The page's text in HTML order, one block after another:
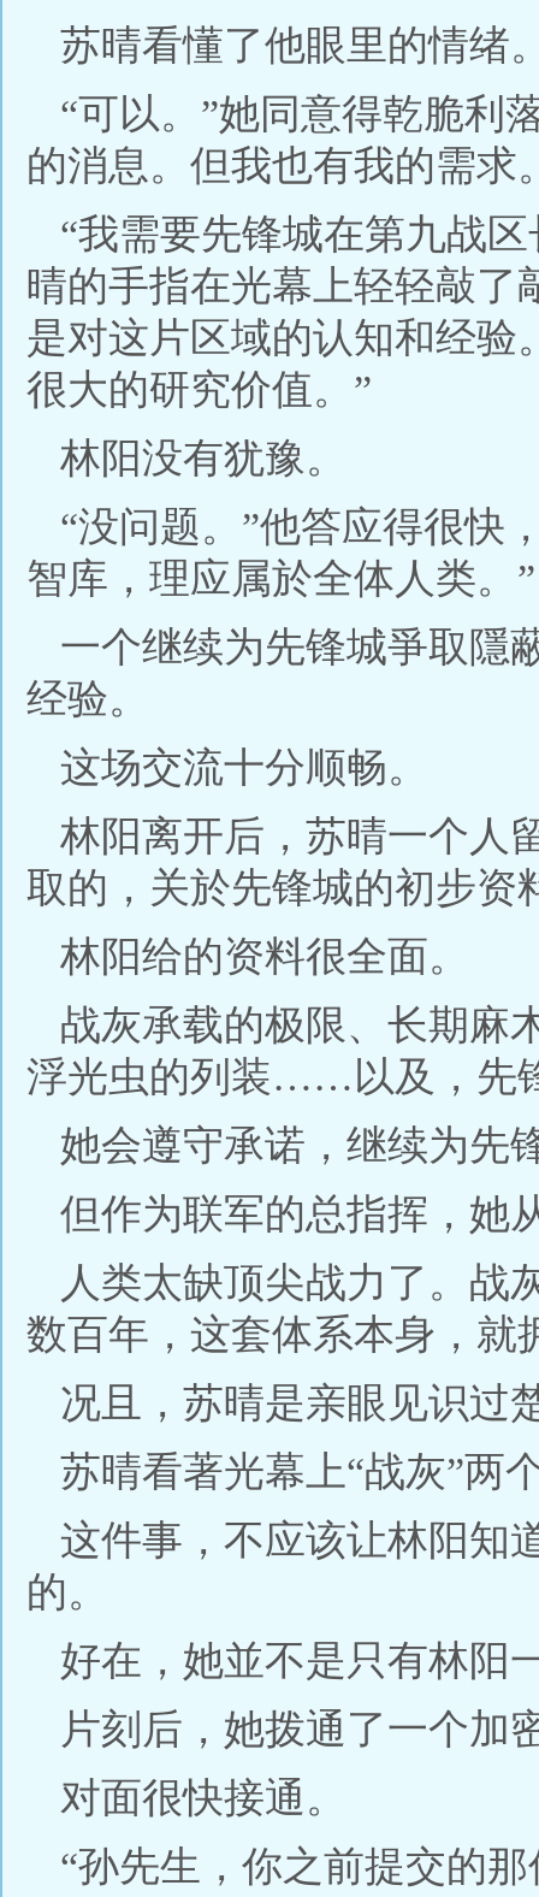
苏晴看懂了他眼里的情绪
“可以。”她同意得乾脆利
的消息。但我也有我的需求
“我需要先锋城在第九战
晴的手指在光幕上轻轻敲了
是对这片区域的认知和经验
很大的研究价值。”
林阳没有犹豫。
“没问题。”他答应得很快
智库，理应属於全体人类。”
一个继续为先锋城爭取隱
经验。
这场交流十分顺畅。
林阳离开后，苏晴一个人
取的，关於先锋城的初步资
林阳给的资料很全面。
战灰承载的极限、长期麻
浮光虫的列装……以及，先
她会遵守承诺，继续为先
但作为联军的总指挥，她
人类太缺顶尖战力了。战
数百年，这套体系本身，就
况且，苏晴是亲眼见识过
苏晴看著光幕上“战灰”两
这件事，不应该让林阳知
的。
好在，她並不是只有林阳
片刻后，她拨通了一个加
对面很快接通。
“孙先生，你之前提交的